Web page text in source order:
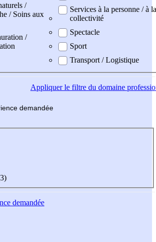
/
/ Soins aux
/
Services à la personne / à la
collectivité
Spectacle
Sport
Transport / Logistique
Appliquerle filtre du domaine
demandée
demandée